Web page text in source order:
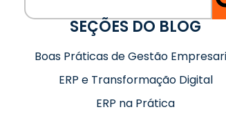
SEÇÕES DO BLOG
Boas Práticas de Gestão
ERP e Transformação Digital
ERP na Prática